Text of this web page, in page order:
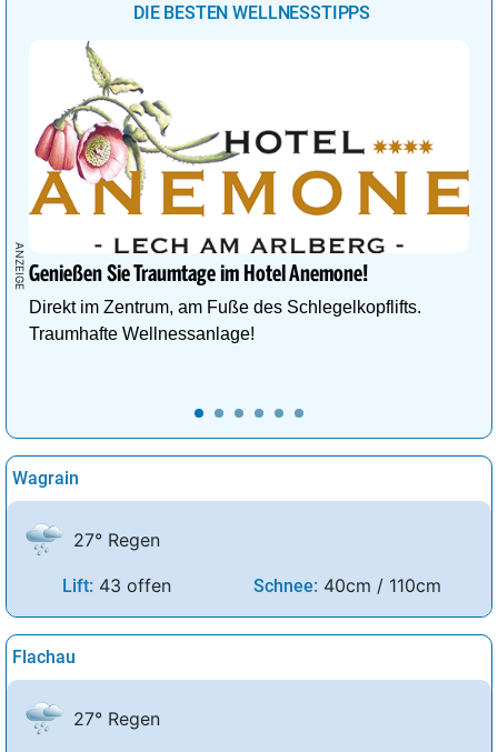
DIE BESTEN WELLNESSTIPPS
Genießen Sie Traumtage im Hotel Anemone!
Direkt im Zentrum, am Fuße des Schlegelkopflifts.
Traumhafte Wellnessanlage!
Wagrain
27° Regen
Lift: 43 offen Schnee: 40cm / 110cm
Flachau
27° Regen